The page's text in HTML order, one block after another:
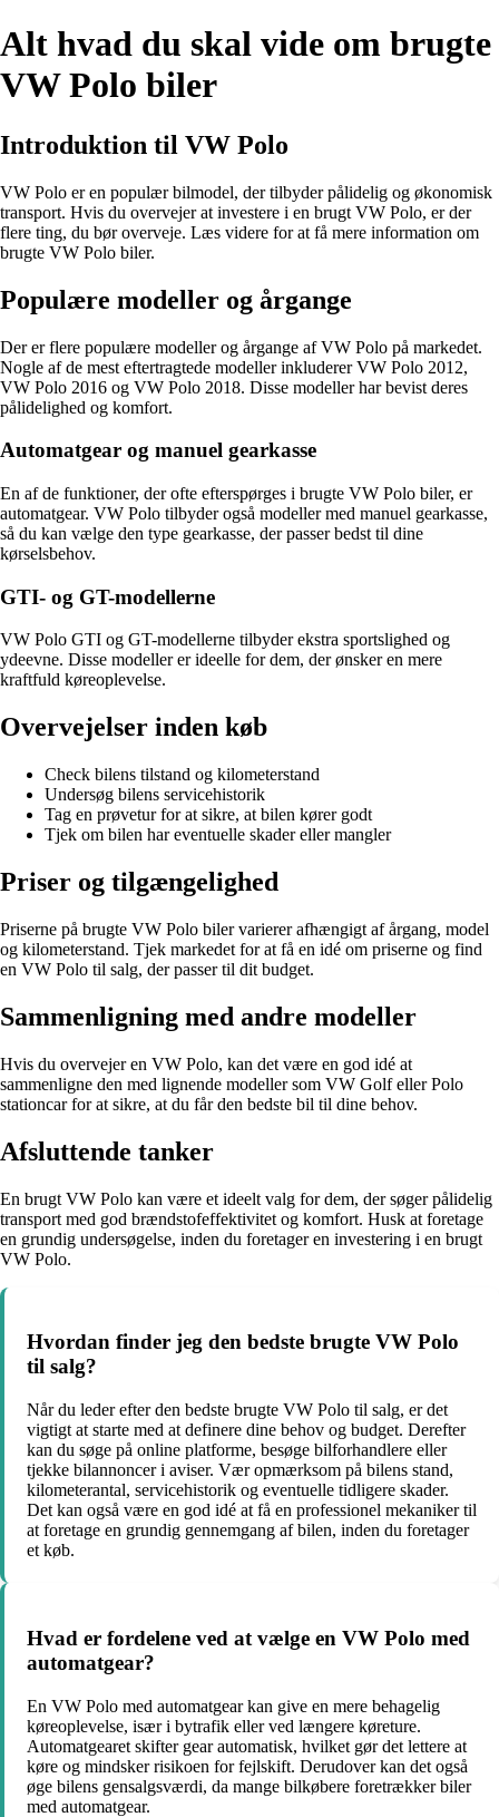
Alt hvad du skal vide om brugte
VW Polo biler
Introduktion til VW Polo
VW Polo er en populær bilmodel, der tilbyder pålidelig og økonomisk
transport. Hvis du overvejer at investere i en brugt VW Polo, er der
flere ting, du bør overveje. Læs videre for at få mere information om
brugte VW Polo biler.
Populære modeller og årgange
Der er flere populære modeller og årgange af VW Polo på markedet.
Nogle af de mest eftertragtede modeller inkluderer VW Polo 2012,
VW Polo 2016 og VW Polo 2018. Disse modeller har bevist deres
pålidelighed og komfort.
Automatgear og manuel gearkasse
En af de funktioner, der ofte efterspørges i brugte VW Polo biler, er
automatgear. VW Polo tilbyder også modeller med manuel gearkasse,
så du kan vælge den type gearkasse, der passer bedst til dine
kørselsbehov.
GTI- og GT-modellerne
VW Polo GTI og GT-modellerne tilbyder ekstra sportslighed og
ydeevne. Disse modeller er ideelle for dem, der ønsker en mere
kraftfuld køreoplevelse.
Overvejelser inden køb
Check bilens tilstand og kilometerstand
Undersøg bilens servicehistorik
Tag en prøvetur for at sikre, at bilen kører godt
Tjek om bilen har eventuelle skader eller mangler
Priser og tilgængelighed
Priserne på brugte VW Polo biler varierer afhængigt af årgang, model
og kilometerstand. Tjek markedet for at få en idé om priserne og find
en VW Polo til salg, der passer til dit budget.
Sammenligning med andre modeller
Hvis du overvejer en VW Polo, kan det være en god idé at
sammenligne den med lignende modeller som VW Golf eller Polo
stationcar for at sikre, at du får den bedste bil til dine behov.
Afsluttende tanker
En brugt VW Polo kan være et ideelt valg for dem, der søger pålidelig
transport med god brændstofeffektivitet og komfort. Husk at foretage
en grundig undersøgelse, inden du foretager en investering i en brugt
VW Polo.
Hvordan finder jeg den bedste brugte VW Polo
til salg?
Når du leder efter den bedste brugte VW Polo til salg, er det
vigtigt at starte med at definere dine behov og budget. Derefter
kan du søge på online platforme, besøge bilforhandlere eller
tjekke bilannoncer i aviser. Vær opmærksom på bilens stand,
kilometerantal, servicehistorik og eventuelle tidligere skader.
Det kan også være en god idé at få en professionel mekaniker til
at foretage en grundig gennemgang af bilen, inden du foretager
et køb.
Hvad er fordelene ved at vælge en VW Polo med
automatgear?
En VW Polo med automatgear kan give en mere behagelig
køreoplevelse, især i bytrafik eller ved længere køreture.
Automatgearet skifter gear automatisk, hvilket gør det lettere at
køre og mindsker risikoen for fejlskift. Derudover kan det også
øge bilens gensalgsværdi, da mange bilkøbere foretrækker biler
med automatgear.